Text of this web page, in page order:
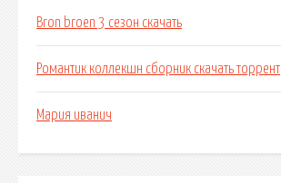
Bron broen 3 сезон скачать
Романтик коллекшн сборник скачать торрент
Мария иванич